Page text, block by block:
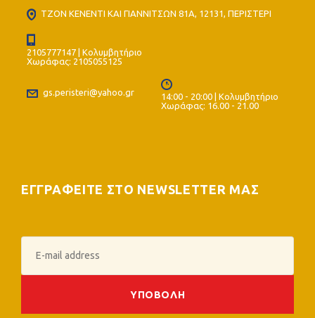
ΤΖΟΝ ΚΕΝΕΝΤΙ ΚΑΙ ΓΙΑΝΝΙΤΣΩΝ 81Α, 12131, ΠΕΡΙΣΤΕΡΙ
2105777147 | Κολυμβητήριο
Χωράφας: 2105055125
gs.peristeri@yahoo.gr
14:00 - 20:00 | Κολυμβητήριο
Χωράφας: 16.00 - 21.00
ΕΓΓΡΑΦΕΙΤΕ ΣΤΟ NEWSLETTER ΜΑΣ